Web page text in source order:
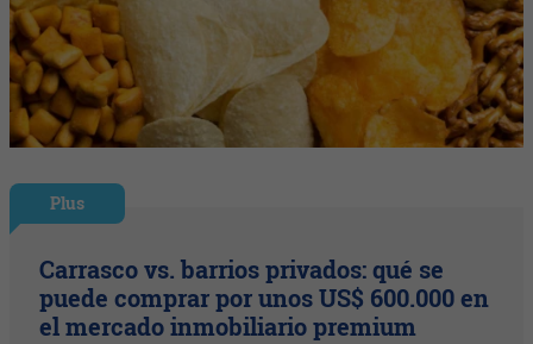
Plus
Carrasco vs. barrios privados: qué se
puede comprar por unos US$ 600.000 en
el mercado inmobiliario premium